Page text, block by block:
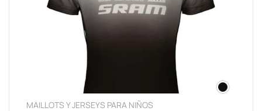
MAILLOTS Y JERSEYS PARA NIÑOS